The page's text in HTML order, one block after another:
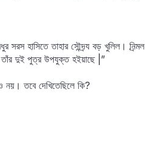
সরস হাসিতে তাহার সৌন্দর্‍য বড় খুলিল। নির্‍মল
তাঁর দুই পুত্র উপযুক্ত হইয়াছে |”
তবে দেখিতেছিলে কি?